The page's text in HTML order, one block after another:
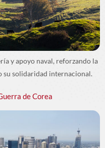
y apoyo naval, reforzando la
su solidaridad internacional.
de Corea